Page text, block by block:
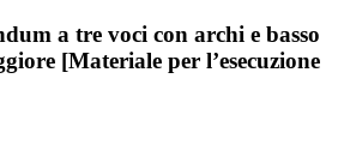
a tre voci con archi e basso
[Materiale per l’esecuzione